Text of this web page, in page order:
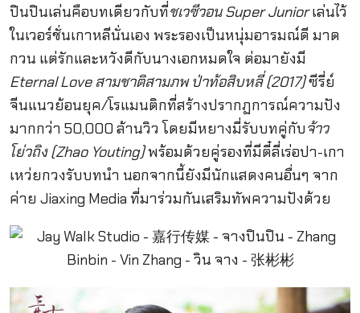
ปินปินเล่นคือบทเดียวกับที่ชเวซีวอน Super Juniorเล่นไว้
ในเวอร์ชั่นเกาหลีนั่นเอง พระรองเป็นหนุ่มอารมณ์ดี มาด
กวน แต่รักและหวังดีกับนางเอกหมดใจ ต่อมายังมี
Eternal Love สามชาติสามภพ ป่าท้อสิบหลี่ (2017)ซีรี่ย์
จีนแนวย้อนยุค/โรแมนติกที่สร้างปรากฏการณ์ความปัง
มากกว่า 50,000 ล้านวิว โดยมีหยางมี่รับบทคู่กับจ้าว
โย่วถิง (Zhao Youting)พร้อมด้วยคู่รองที่มีตี๋ลี่เร่อปา-เกา
เหว่ยกวงรับบทนำ นอกจากนี้ยังมีนักแสดงคนอื่นๆ จาก
ค่าย Jiaxing Media ที่มาร่วมกันเสริมทัพความปังด้วย